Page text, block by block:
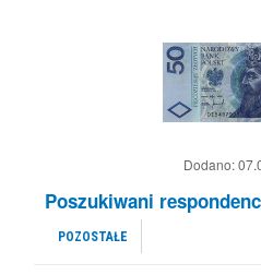
Dodano:
Poszukiwani
POZOSTAŁE